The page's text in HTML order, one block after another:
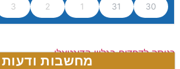
30
31
1
2
3
כניסה לדפדוף בגליון הדיגטאלי
מחשבות ודעות